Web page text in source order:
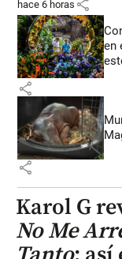
hace 6 horas share
en
share
share
Karol G
No Me